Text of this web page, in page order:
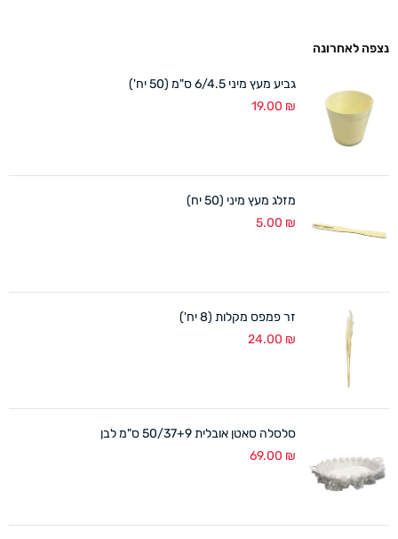
נצפה לאחרונה
גביע מעץ מיני 6/4.5 ס"מ (50 יח')
19.00 ₪
מזלג מעץ מיני (50 יח)
5.00 ₪
זר פמפס מקלות (8 יח')
24.00 ₪
סלסלה סאטן אובלית 50/37+9 ס"מ לבן
69.00 ₪